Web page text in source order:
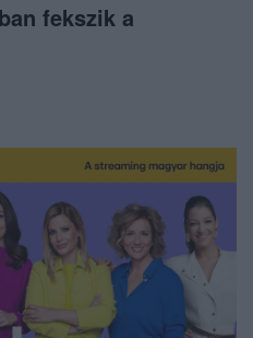
fekszik a